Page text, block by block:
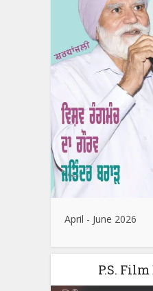
April - June 2026
P.S.